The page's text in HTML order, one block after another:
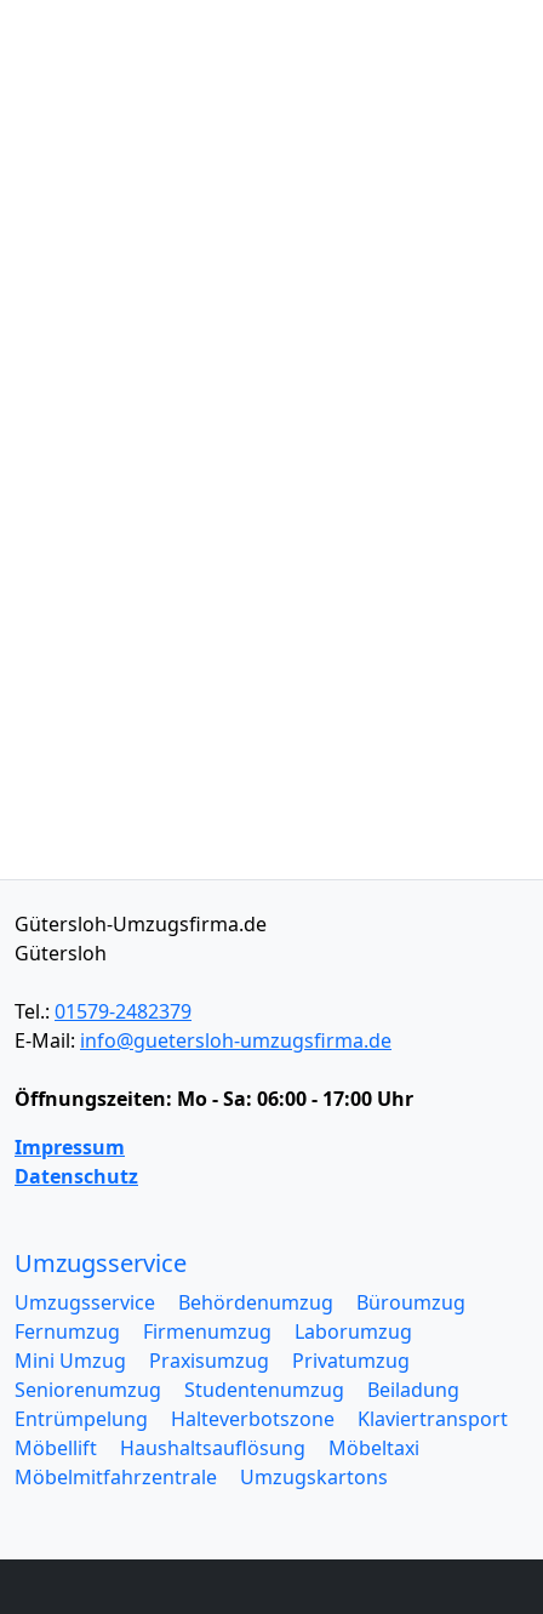
Gütersloh-Umzugsfirma.de
Gütersloh
Tel.: 01579-2482379
E-Mail: info@guetersloh-umzugsfirma.de
Öffnungszeiten: Mo - Sa: 06:00 - 17:00 Uhr
Impressum
Datenschutz
Umzugsservice
Umzugsservice Behördenumzug
Büroumzug
Fernumzug
Firmenumzug
Laborumzug
Mini Umzug
Praxisumzug
Privatumzug
Seniorenumzug
Studentenumzug
Beiladung
Entrümpelung
Halteverbotszone
Klaviertransport
Möbellift
Haushaltsauflösung
Möbeltaxi
Möbelmitfahrzentrale
Umzugskartons